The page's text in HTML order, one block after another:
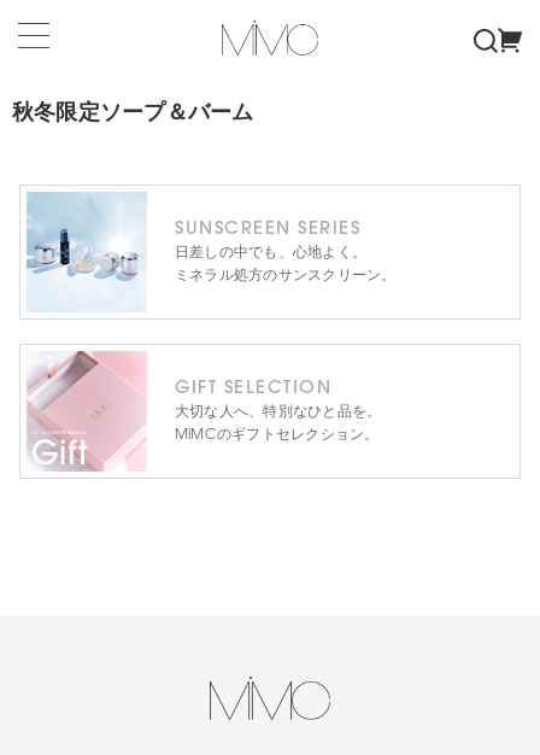
秋冬限定ソープ＆バーム
SUNSCREEN SERIES
日差しの中でも、心地よく。
ミネラル処方のサンスクリーン。
GIFT SELECTION
大切な人へ、特別なひと品を。
MiMCのギフトセレクション。